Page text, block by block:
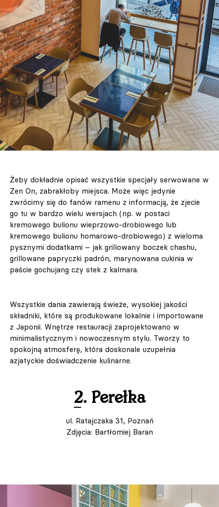
Żeby dokładnie opisać wszystkie specjały serwowane w
Zen On, zabrakłoby miejsca. Może więc jedynie
zwrócimy się do fanów ramenu z informacją, że zjecie
go tu w bardzo wielu wersjach (np. w postaci
kremowego bulionu wieprzowo-drobiowego lub
kremowego bulionu homarowo-drobiowego) z wieloma
pysznymi dodatkami – jak grillowany boczek chashu,
grillowane papryczki padrón, marynowana cukinia w
paście gochujang czy stek z kalmara.
Wszystkie dania zawierają świeże, wysokiej jakości
składniki, które są produkowane lokalnie i importowane
z Japonii. Wnętrze restauracji zaprojektowano w
minimalistycznym i nowoczesnym stylu. Tworzy to
spokojną atmosferę, która doskonale uzupełnia
azjatyckie doświadczenie kulinarne.
2. Perełka
ul. Ratajczaka 31, Poznań
Zdjęcia: Bartłomiej Baran